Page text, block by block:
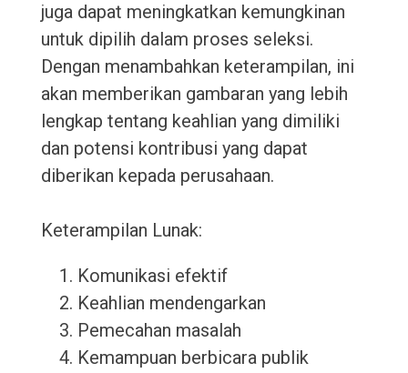
juga dapat meningkatkan kemungkinan
untuk dipilih dalam proses seleksi.
Dengan menambahkan keterampilan, ini
akan memberikan gambaran yang lebih
lengkap tentang keahlian yang dimiliki
dan potensi kontribusi yang dapat
diberikan kepada perusahaan.
Keterampilan Lunak:
Komunikasi efektif
Keahlian mendengarkan
Pemecahan masalah
Kemampuan berbicara publik